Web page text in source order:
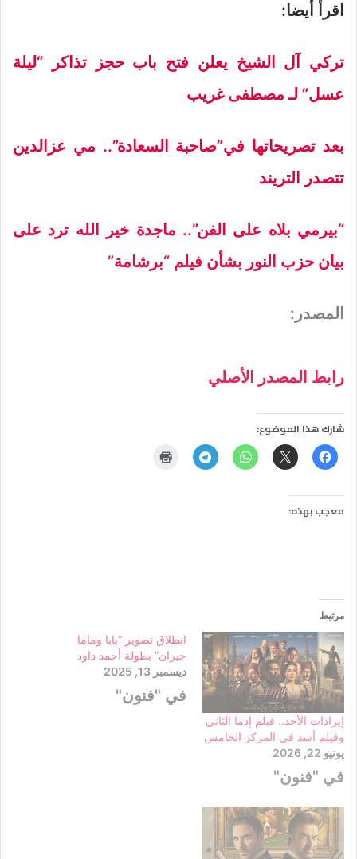
اقرأ أيضا:
تركي آل الشيخ يعلن فتح باب حجز تذاكر “ليلة
عسل” لـ مصطفى غريب
بعد تصريحاتها في”صاحبة السعادة”.. مي عزالدين
تتصدر التريند
“بيرمي بلاه على الفن”.. ماجدة خير الله ترد على
بيان حزب النور بشأن فيلم “برشامة”
المصدر:
رابط المصدر الأصلي
شارك هذا الموضوع:
معجب بهذه:
مرتبط
إيرادات الأحد.. فيلم إذما الثاني
وفيلم أسد في المركز الخامس
يونيو 22, 2026
في "فنون"
انطلاق تصوير “بابا وماما
جيران” بطولة أحمد داود
ديسمبر 13, 2025
في "فنون"